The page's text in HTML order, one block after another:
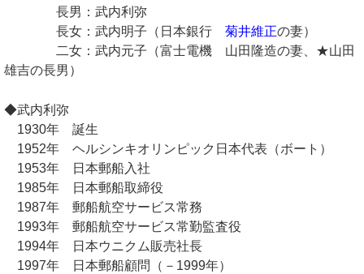
長男：武内利弥
長女：武内明子（日本銀行 菊井維正の妻）
二女：武内元子（富士電機 山田隆造の妻、★山田
雄吉の長男）
◆武内利弥
1930年 誕生
1952年 ヘルシンキオリンピック日本代表（ボート）
1953年 日本郵船入社
1985年 日本郵船取締役
1987年 郵船航空サービス常務
1993年 郵船航空サービス常勤監査役
1994年 日本ウニクム販売社長
1997年 日本郵船顧問（－1999年）